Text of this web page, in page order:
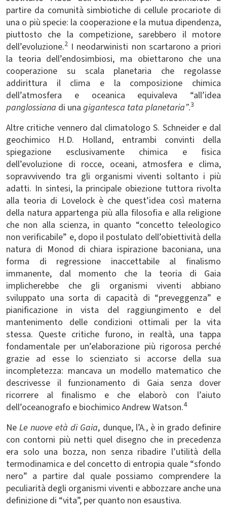
partire da comunità simbiotiche di cellule procariote di
una o più specie: la cooperazione e la mutua dipendenza,
piuttosto che la competizione, sarebbero il motore
dell’evoluzione.2 I neodarwinisti non scartarono a priori
la teoria dell’endosimbiosi, ma obiettarono che una
cooperazione su scala planetaria che regolasse
addirittura il clima e la composizione chimica
dell’atmosfera e oceanica equivaleva “all’idea
panglossiana di una gigantesca tata planetaria”.3
Altre critiche vennero dal climatologo S. Schneider e dal
geochimico H.D. Holland, entrambi convinti della
spiegazione esclusivamente chimica e fisica
dell’evoluzione di rocce, oceani, atmosfera e clima,
sopravvivendo tra gli organismi viventi soltanto i più
adatti. In sintesi, la principale obiezione tuttora rivolta
alla teoria di Lovelock è che quest’idea così materna
della natura appartenga più alla filosofia e alla religione
che non alla scienza, in quanto “concetto teleologico
non verificabile” e, dopo il postulato dell’obiettività della
natura di Monod di chiara ispirazione baconiana, una
forma di regressione inaccettabile al finalismo
immanente, dal momento che la teoria di Gaia
implicherebbe che gli organismi viventi abbiano
sviluppato una sorta di capacità di “preveggenza” e
pianificazione in vista del raggiungimento e del
mantenimento delle condizioni ottimali per la vita
stessa. Queste critiche furono, in realtà, una tappa
fondamentale per un’elaborazione più rigorosa perché
grazie ad esse lo scienziato si accorse della sua
incompletezza: mancava un modello matematico che
descrivesse il funzionamento di Gaia senza dover
ricorrere al finalismo e che elaborò con l’aiuto
dell’oceanografo e biochimico Andrew Watson.4
NeLe nuove età di Gaia, dunque, l’A., è in grado definire
con contorni più netti quel disegno che in precedenza
era solo una bozza, non senza ribadire l’utilità della
termodinamica e del concetto di entropia quale “sfondo
nero” a partire dal quale possiamo comprendere la
peculiarità degli organismi viventi e abbozzare anche una
definizione di “vita”, per quanto non esaustiva.